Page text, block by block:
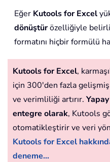
Eğer Kutools for Excel
dönüştürözelliğiyle belirli
formatını hiçbir formülü
Kutools for Excel,
için 300'den fazla gelişmiş
ve verimliliği artırır.
entegre olarak, Kutools
otomatikleştirir ve veri
Kutools for Excel
deneme...